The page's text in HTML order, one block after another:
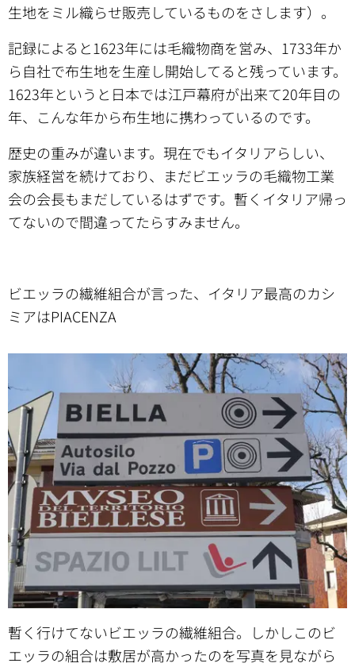
生地をミル織らせ販売しているものをさします）。
記録によると1623年には毛織物商を営み、1733年か
ら自社で布生地を生産し開始してると残っています。
1623年というと日本では江戸幕府が出来て20年目の
年、こんな年から布生地に携わっているのです。
歴史の重みが違います。現在でもイタリアらしい、
家族経営を続けており、まだビエッラの毛織物工業
会の会長もまだしているはずです。暫くイタリア帰っ
てないので間違ってたらすみません。
ビエッラの繊維組合が言った、イタリア最高のカシ
ミアはPIACENZA
暫く行けてないビエッラの繊維組合。しかしこのビ
エッラの組合は敷居が高かったのを写真を見ながら